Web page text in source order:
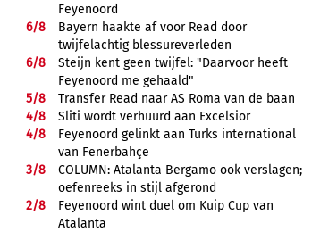
Feyenoord
6/8
Bayern haakte af voor Read door
twijfelachtig blessureverleden
6/8
Steijn kent geen twijfel: "Daarvoor heeft
Feyenoord me gehaald"
5/8
Transfer Read naar AS Roma van de baan
4/8
Sliti wordt verhuurd aan Excelsior
4/8
Feyenoord gelinkt aan Turks international
van Fenerbahçe
3/8
COLUMN: Atalanta Bergamo ook verslagen;
oefenreeks in stijl afgerond
2/8
Feyenoord wint duel om Kuip Cup van
Atalanta